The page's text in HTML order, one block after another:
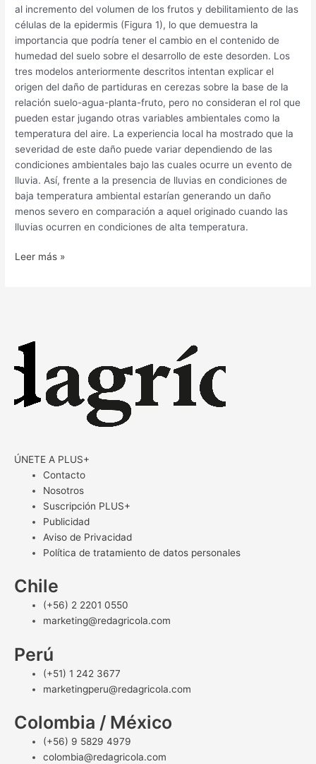
al incremento del volumen de los frutos y debilitamiento de las
células de la epidermis (Figura 1), lo que demuestra la
importancia que podría tener el cambio en el contenido de
humedad del suelo sobre el desarrollo de este desorden. Los
tres modelos anteriormente descritos intentan explicar el
origen del daño de partiduras en cerezas sobre la base de la
relación suelo-agua-planta-fruto, pero no consideran el rol que
pueden estar jugando otras variables ambientales como la
temperatura del aire. La experiencia local ha mostrado que la
severidad de este daño puede variar dependiendo de las
condiciones ambientales bajo las cuales ocurre un evento de
lluvia. Así, frente a la presencia de lluvias en condiciones de
baja temperatura ambiental estarían generando un daño
menos severo en comparación a aquel originado cuando las
lluvias ocurren en condiciones de alta temperatura.
Leer más »
ÚNETE A PLUS+
Contacto
Nosotros
Suscripción PLUS+
Publicidad
Aviso de Privacidad
Política de tratamiento de datos personales
Chile
(+56) 2 2201 0550
marketing@redagricola.com
Perú
(+51) 1 242 3677
marketingperu@redagricola.com
Colombia / México
(+56) 9 5829 4979
colombia@redagricola.com